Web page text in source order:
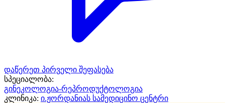
დაწერეთ პირველი შეფასება
სპეციალობა:
გინეკოლოგია-რეპროდუქტოლოგია
კლინიკა: ი.ჟორდანიას სამედიცინო ცენტრი